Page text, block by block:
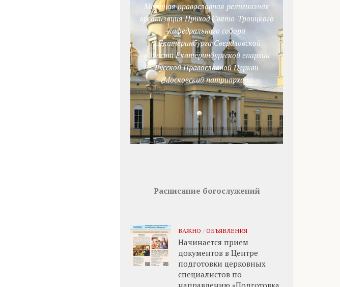
Местная православная религиозная
организация Приход Свято-Троицкого
кафедрального собора
г.Екатеринбурга Свердловской
области Екатеринбургской епархии
Русской Православной Церкви
(Московский патриархат)
Расписание богослужений
ВАЖНО / ОБЪЯВЛЕНИЯ
Начинается прием
документов в Центре
подготовки церковных
специалистов по
направлению «Подготовка